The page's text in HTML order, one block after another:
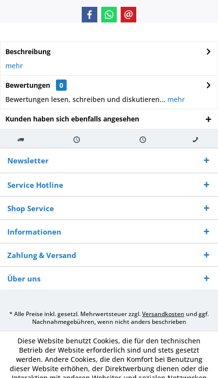
Beschreibung
mehr
Bewertungen
0
Bewertungen lesen, schreiben und diskutieren... mehr
Kunden haben sich ebenfalls angesehen
Kostenloser
Versand ab €
250,-
Versand innerhalb von Versand von So erreichen
Sie uns 0160
970 511 90
Newsletter
Service Hotline
Shop Service
Informationen
Zahlung & Versand
Über uns
* Alle Preise inkl. gesetzl. Mehrwertsteuer zzgl.Versandkosten und ggf.
Nachnahmegebühren, wenn nicht anders beschrieben
Diese Website benutzt Cookies, die für den technischen
Betrieb der Website erforderlich sind und stets gesetzt
werden. Andere Cookies, die den Komfort bei Benutzung
dieser Website erhöhen, der Direktwerbung dienen oder die